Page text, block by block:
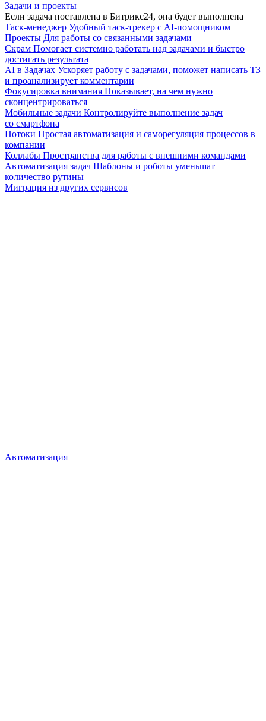
Задачи и проекты
Если задача поставлена в Битрикс24, она будет выполнена
Таск-менеджер Удобный таск-трекер с AI-помощником
Проекты Для работы со связанными задачами
Скрам Помогает системно работать над задачами и быстро
достигать результата
AI в Задачах Ускоряет работу с задачами, поможет написать ТЗ
и проанализирует комментарии
Фокусировка внимания Показывает, на чем нужно
сконцентрироваться
Мобильные задачи Контролируйте выполнение задач
со смартфона
Потоки Простая автоматизация и саморегуляция процессов в
компании
Коллабы Пространства для работы с внешними командами
Автоматизация задач Шаблоны и роботы уменьшат
количество рутины
Миграция из других сервисов
Автоматизация